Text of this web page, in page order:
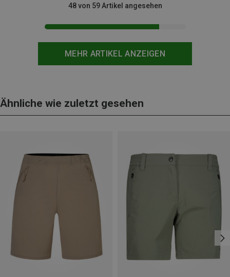
MEHR ARTIKEL ANZEIGEN
48 von 59 Artikel angesehen
Ähnliche wie zuletzt gesehen